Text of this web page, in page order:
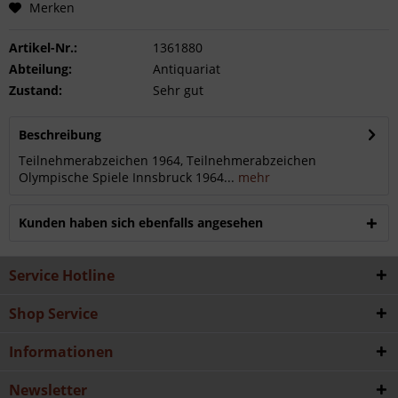
Merken
Artikel-Nr.:
1361880
Abteilung:
Antiquariat
Zustand:
Sehr gut
Beschreibung
Teilnehmerabzeichen 1964, Teilnehmerabzeichen
Olympische Spiele Innsbruck 1964... mehr
Kunden haben sich ebenfalls angesehen
Service Hotline
Shop Service
Informationen
Newsletter